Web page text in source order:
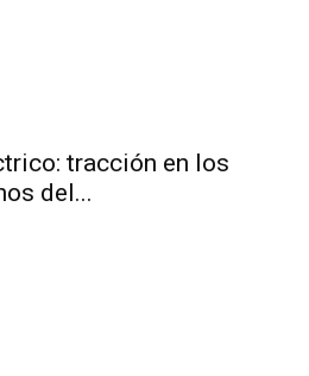
tracción en los
del...